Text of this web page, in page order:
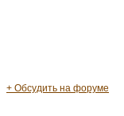
+ Обсудить на форуме